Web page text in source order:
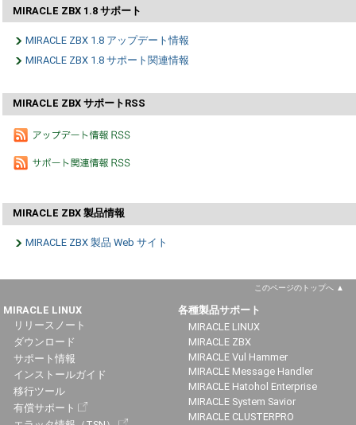
MIRACLE ZBX 1.8 サポート
MIRACLE ZBX 1.8 アップデート情報
MIRACLE ZBX 1.8 サポート関連情報
MIRACLE ZBX サポートRSS
MIRACLE ZBX 製品情報
MIRACLE ZBX 製品 Web サイト
このページのトップへ
MIRACLE LINUX
リリースノート
ダウンロード
サポート情報
インストールガイド
移行ツール
有償サポート
各種製品サポート
MIRACLE LINUX
MIRACLE ZBX
MIRACLE Vul Hammer
MIRACLE Message Handler
MIRACLE Hatohol Enterprise
MIRACLE System Savior
MIRACLE CLUSTERPRO